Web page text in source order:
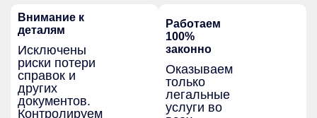
Внимание к
деталям
Исключены
риски потери
справок и
других
документов.
Контролируем
Работаем
100%
законно
Оказываем
только
легальные
услуги во